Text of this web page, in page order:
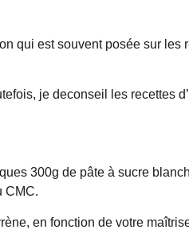
qui est souvent posée sur les
je deconseil les recettes
300g de pâte à sucre
CMC.
en fonction de votre